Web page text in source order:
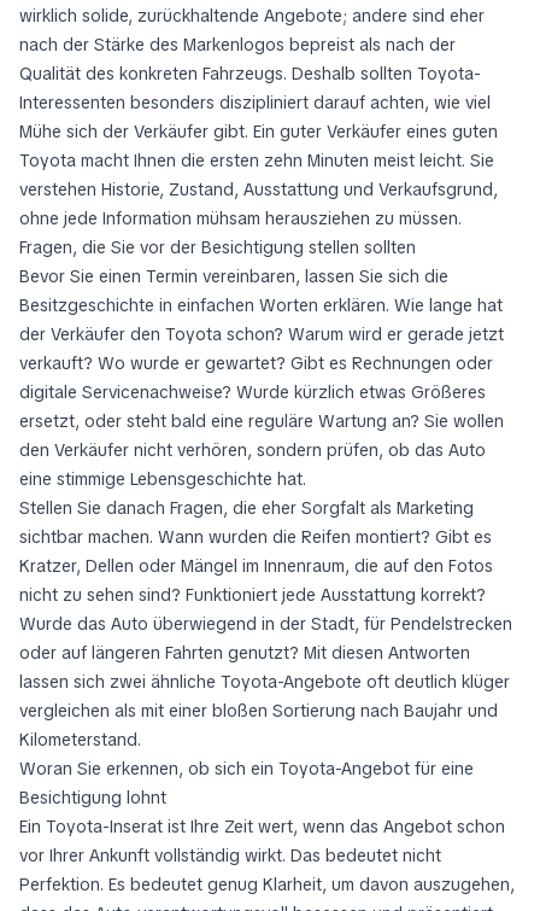
wirklich solide, zurückhaltende Angebote; andere sind eher
nach der Stärke des Markenlogos bepreist als nach der
Qualität des konkreten Fahrzeugs. Deshalb sollten Toyota-
Interessenten besonders diszipliniert darauf achten, wie viel
Mühe sich der Verkäufer gibt. Ein guter Verkäufer eines guten
Toyota macht Ihnen die ersten zehn Minuten meist leicht. Sie
verstehen Historie, Zustand, Ausstattung und Verkaufsgrund,
ohne jede Information mühsam herausziehen zu müssen.
Fragen, die Sie vor der Besichtigung stellen sollten
Bevor Sie einen Termin vereinbaren, lassen Sie sich die
Besitzgeschichte in einfachen Worten erklären. Wie lange hat
der Verkäufer den Toyota schon? Warum wird er gerade jetzt
verkauft? Wo wurde er gewartet? Gibt es Rechnungen oder
digitale Servicenachweise? Wurde kürzlich etwas Größeres
ersetzt, oder steht bald eine reguläre Wartung an? Sie wollen
den Verkäufer nicht verhören, sondern prüfen, ob das Auto
eine stimmige Lebensgeschichte hat.
Stellen Sie danach Fragen, die eher Sorgfalt als Marketing
sichtbar machen. Wann wurden die Reifen montiert? Gibt es
Kratzer, Dellen oder Mängel im Innenraum, die auf den Fotos
nicht zu sehen sind? Funktioniert jede Ausstattung korrekt?
Wurde das Auto überwiegend in der Stadt, für Pendelstrecken
oder auf längeren Fahrten genutzt? Mit diesen Antworten
lassen sich zwei ähnliche Toyota-Angebote oft deutlich klüger
vergleichen als mit einer bloßen Sortierung nach Baujahr und
Kilometerstand.
Woran Sie erkennen, ob sich ein Toyota-Angebot für eine
Besichtigung lohnt
Ein Toyota-Inserat ist Ihre Zeit wert, wenn das Angebot schon
vor Ihrer Ankunft vollständig wirkt. Das bedeutet nicht
Perfektion. Es bedeutet genug Klarheit, um davon auszugehen,